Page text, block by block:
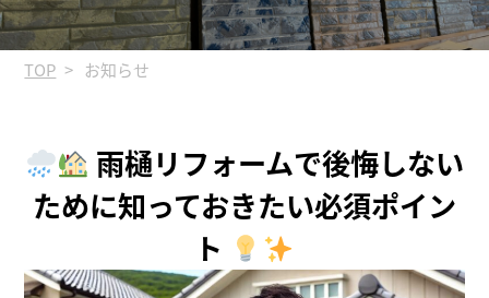
TOP お知らせ
雨樋リフォームで後悔しない
ために知っておきたい必須ポイン
ト